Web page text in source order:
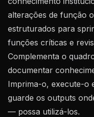
alterações de função
estruturados para
funções críticas e
Complementa o
documentar
Imprima-o, execute-o
guarde os outputs
— possa utilizá-los.